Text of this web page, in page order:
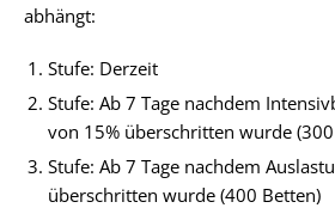
abhängt:
Stufe: Derzeit
Stufe: Ab 7 Tage nachdem
von 15% überschritten wurde
Stufe: Ab 7 Tage nachdem
überschritten wurde (400 Betten)